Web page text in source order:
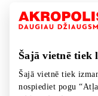
Šajā vietnē
Šajā vietnē tiek
nospiediet pogu
Задача GIVEN –
каждому, потому
позволить себе,
украшения
GIVEN – это